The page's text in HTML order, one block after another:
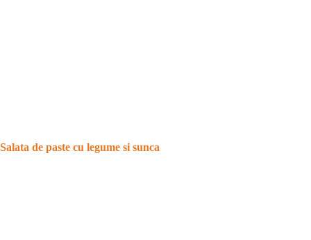
Salata de paste cu legume si sunca